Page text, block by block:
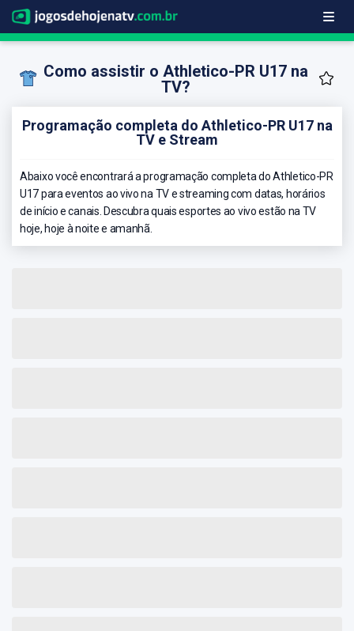
Como assistir o Athletico-PR U17 na
TV?
Programação completa do Athletico-PR U17 na
TV e Stream
Abaixo você encontrará a programação completa do Athletico-PR
U17 para eventos ao vivo na TV e streaming com datas, horários
de início e canais. Descubra quais esportes ao vivo estão na TV
hoje, hoje à noite e amanhã.